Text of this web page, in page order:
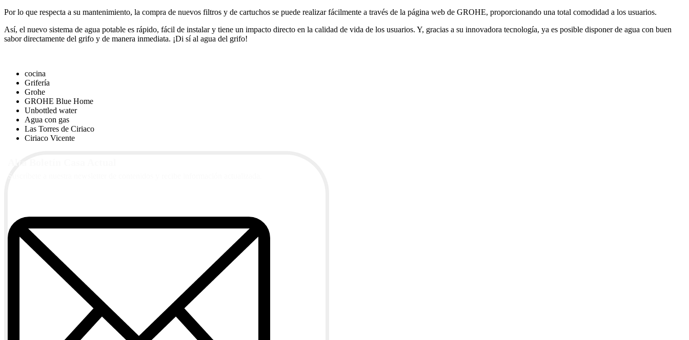
Por lo que respecta a su mantenimiento, la compra de nuevos filtros y de cartuchos se puede realizar fácilmente a través de la página web de GROHE, proporcionando una total comodidad a los usuarios.
Así, el nuevo sistema de agua potable es rápido, fácil de instalar y tiene un impacto directo en la calidad de vida de los usuarios. Y, gracias a su innovadora tecnología, ya es posible disponer de agua con buen
sabor directamente del grifo y de manera inmediata. ¡Di sí al agua del grifo!
cocina
Grifería
Grohe
GROHE Blue Home
Unbottled water
Agua con gas
Las Torres de Ciriaco
Ciriaco Vicente